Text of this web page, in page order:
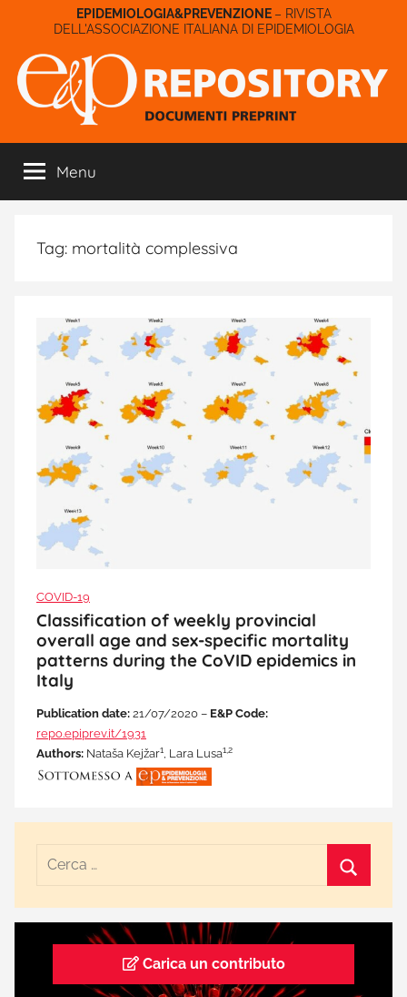
contenuto
– RIVISTA
DELL'ASSOCIAZIONE ITALIANA DI EPIDEMIOLOGIA
E&P
Repository
Menu
Tag: mortalità complessiva
COVID-19
Classification of weekly provincial
overall age and sex-specific mortality
patterns during the CoVID epidemics in
Italy
Publication date: 21/07/2020 – E&P Code:
repo.epiprev.it/1931
Authors: Nataša Kejžar1 , Lara Lusa1,2
Carica un contributo